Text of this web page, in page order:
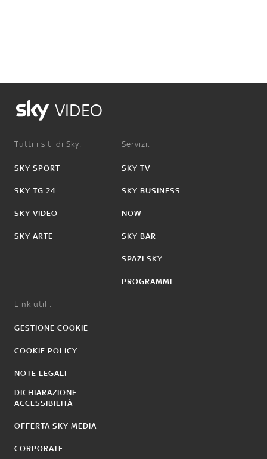
VIDEO
Tutti i siti di Sky:
SKY SPORT
SKY TG 24
SKY VIDEO
SKY ARTE
Servizi:
SKY TV
SKY BUSINESS
NOW
SKY BAR
SPAZI SKY
PROGRAMMI
Link utili:
GESTIONE COOKIE
COOKIE POLICY
NOTE LEGALI
DICHIARAZIONE
ACCESSIBILITÀ
OFFERTA SKY MEDIA
CORPORATE